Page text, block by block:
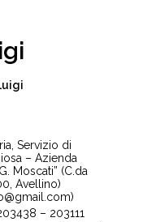
Servizio di
– Azienda
Moscati” (C.da
Avellino)
– 203111